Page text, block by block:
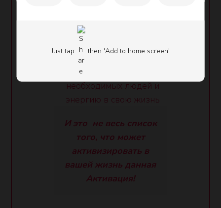
Бизнес сайт Елены Голубевой
Just tap then 'Add to home screen'
Возвратится Женская
Наполненность
Где бы вы ни находились,
вы будете привлекать
необходимых людей и
энергию в свою жизнь
И это не весь список
того, что может
активизировать в
вашей жизнь данная
Активация!